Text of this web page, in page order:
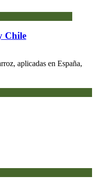
Chile
aplicadas en España,